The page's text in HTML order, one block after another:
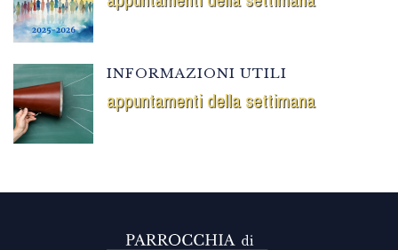
INFORMAZIONI UTILI
appuntamenti della settimana